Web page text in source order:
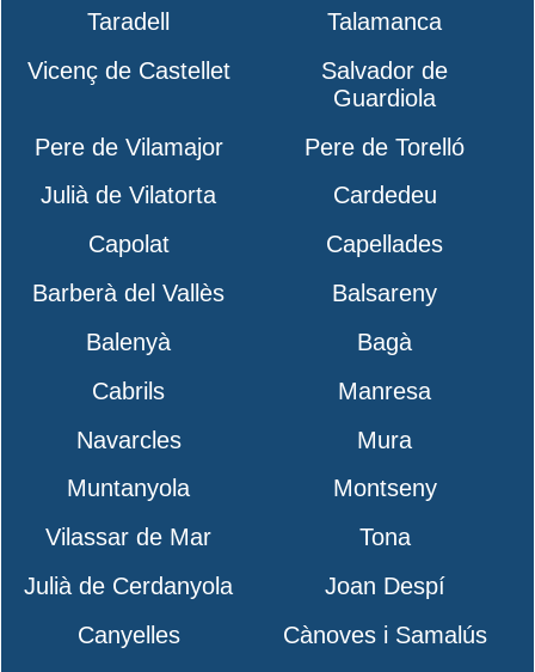
Taradell
Talamanca
Vicenç de Castellet
Salvador de
Guardiola
Pere de Vilamajor
Pere de Torelló
Julià de Vilatorta
Cardedeu
Capolat
Capellades
Barberà del Vallès
Balsareny
Balenyà
Bagà
Cabrils
Manresa
Navarcles
Mura
Muntanyola
Montseny
Vilassar de Mar
Tona
Julià de Cerdanyola
Joan Despí
Canyelles
Cànoves i Samalús